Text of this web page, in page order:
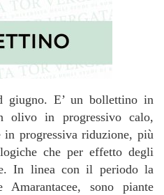
E’ un bollettino in
olivo in progressivo calo,
progressiva riduzione, più
che per effetto degli
In linea con il periodo la
sono piante